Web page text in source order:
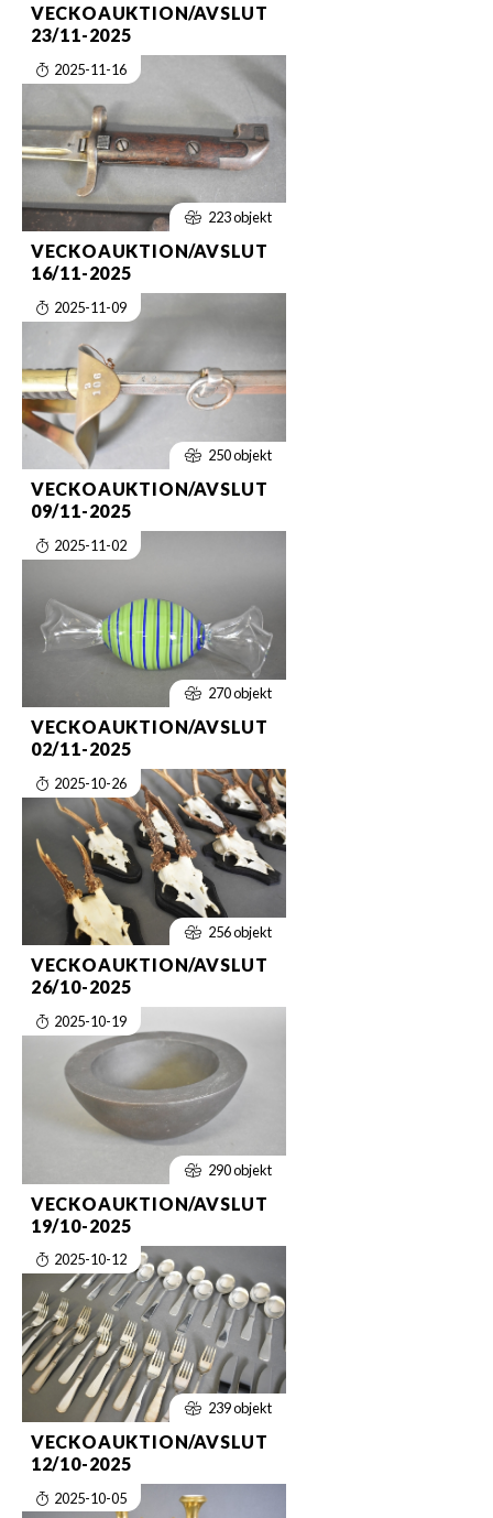
VECKOAUKTION/AVSLUT
23/11-2025
2025-11-16
223 objekt
VECKOAUKTION/AVSLUT
16/11-2025
2025-11-09
250 objekt
VECKOAUKTION/AVSLUT
09/11-2025
2025-11-02
270 objekt
VECKOAUKTION/AVSLUT
02/11-2025
2025-10-26
256 objekt
VECKOAUKTION/AVSLUT
26/10-2025
2025-10-19
290 objekt
VECKOAUKTION/AVSLUT
19/10-2025
2025-10-12
239 objekt
VECKOAUKTION/AVSLUT
12/10-2025
2025-10-05